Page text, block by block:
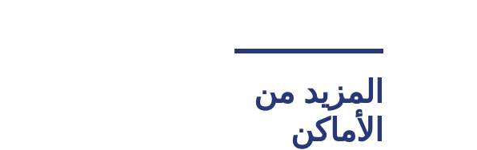
المزيد من
الأماكن